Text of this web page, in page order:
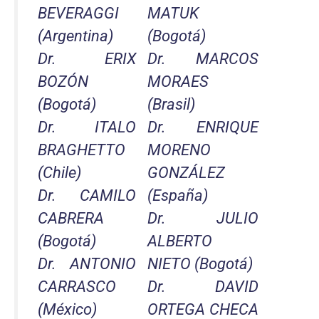
BEVERAGGI
(Argentina)
Dr. ERIX
BOZÓN
(Bogotá)
Dr. ITALO
BRAGHETTO
(Chile)
Dr. CAMILO
CABRERA
(Bogotá)
Dr. ANTONIO
CARRASCO
(México)
MATUK
(Bogotá)
Dr. MARCOS
MORAES
(Brasil)
Dr. ENRIQUE
MORENO
GONZÁLEZ
(España)
Dr. JULIO
ALBERTO
NIETO (Bogotá)
Dr. DAVID
ORTEGA CHECA